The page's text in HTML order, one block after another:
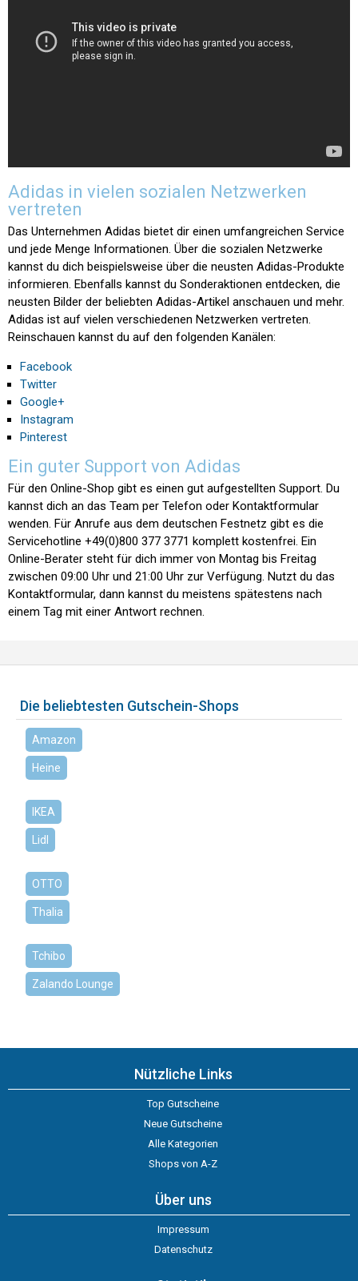
Adidas in vielen sozialen Netzwerken
vertreten
Das Unternehmen Adidas bietet dir einen umfangreichen Service
und jede Menge Informationen. Über die sozialen Netzwerke
kannst du dich beispielsweise über die neusten Adidas-Produkte
informieren. Ebenfalls kannst du Sonderaktionen entdecken, die
neusten Bilder der beliebten Adidas-Artikel anschauen und mehr.
Adidas ist auf vielen verschiedenen Netzwerken vertreten.
Reinschauen kannst du auf den folgenden Kanälen:
Facebook
Twitter
Google+
Instagram
Pinterest
Ein guter Support von Adidas
Für den Online-Shop gibt es einen gut aufgestellten Support. Du
kannst dich an das Team per Telefon oder Kontaktformular
wenden. Für Anrufe aus dem deutschen Festnetz gibt es die
Servicehotline +49(0)800 377 3771 komplett kostenfrei. Ein
Online-Berater steht für dich immer von Montag bis Freitag
zwischen 09:00 Uhr und 21:00 Uhr zur Verfügung. Nutzt du das
Kontaktformular, dann kannst du meistens spätestens nach
einem Tag mit einer Antwort rechnen.
Die beliebtesten Gutschein-Shops
Amazon
Heine
IKEA
Lidl
OTTO
Thalia
Tchibo
Zalando Lounge
Nützliche Links
Top Gutscheine
Neue Gutscheine
Alle Kategorien
Shops von A-Z
Über uns
Impressum
Datenschutz